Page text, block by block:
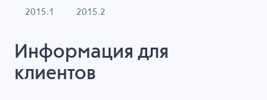
2015.1
2015.2
Информация для
клиентов